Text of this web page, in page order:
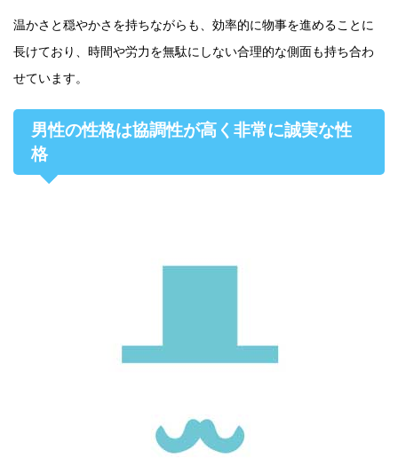
温かさと穏やかさを持ちながらも、効率的に物事を進めることに
長けており、時間や労力を無駄にしない合理的な側面も持ち合わ
せています。
男性の性格は協調性が高く非常に誠実な性
格